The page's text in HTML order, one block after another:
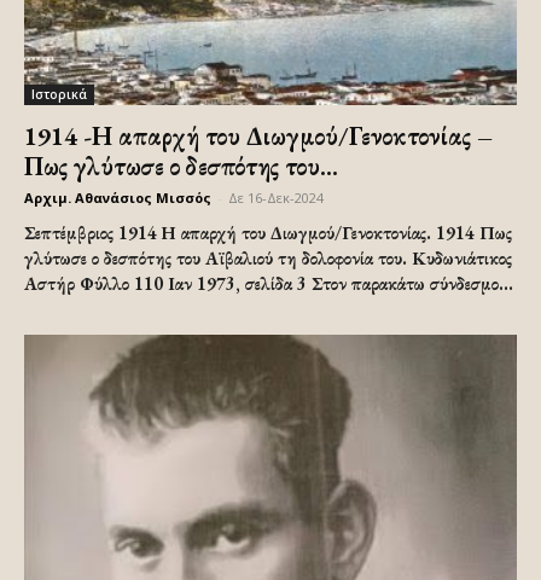
Ιστορικά
1914 -Η απαρχή του Διωγμού/Γενοκτονίας –
Πως γλύτωσε ο δεσπότης του...
Αρχιμ. Αθανάσιος Μισσός Δε 16-Δεκ-2024
Σεπτέμβριος 1914 Η απαρχή του Διωγμού/Γενοκτονίας. 1914 Πως
γλύτωσε ο δεσπότης του Αϊβαλιού τη δολοφονία του. Κυδωνιάτικος
Αστήρ Φύλλο 110 Ιαν 1973, σελίδα 3 Στον παρακάτω σύνδεσμο...